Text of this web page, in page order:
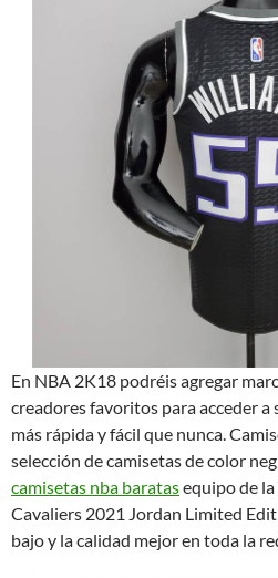
En NBA 2K18 podréis agregar
creadores favoritos para acceder
más rápida y fácil que nunca.
selección de camisetas de color
camisetas nba baratasequipo de
Cavaliers 2021 Jordan Limited
bajo y la calidad mejor en toda la